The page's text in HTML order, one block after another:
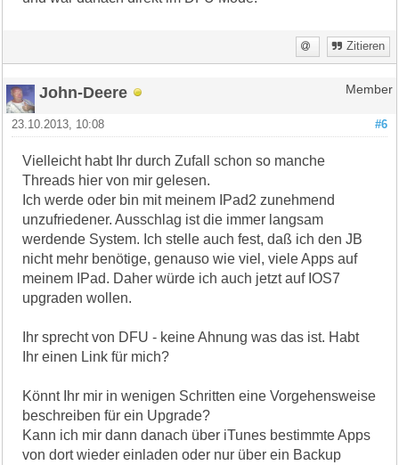
Zitieren
John-Deere Member
#6
23.10.2013, 10:08
Vielleicht habt Ihr durch Zufall schon so manche
Threads hier von mir gelesen.
Ich werde oder bin mit meinem IPad2 zunehmend
unzufriedener. Ausschlag ist die immer langsam
werdende System. Ich stelle auch fest, daß ich den JB
nicht mehr benötige, genauso wie viel, viele Apps auf
meinem IPad. Daher würde ich auch jetzt auf IOS7
upgraden wollen.
Ihr sprecht von DFU - keine Ahnung was das ist. Habt
Ihr einen Link für mich?
Könnt Ihr mir in wenigen Schritten eine Vorgehensweise
beschreiben für ein Upgrade?
Kann ich mir dann danach über iTunes bestimmte Apps
von dort wieder einladen oder nur über ein Backup